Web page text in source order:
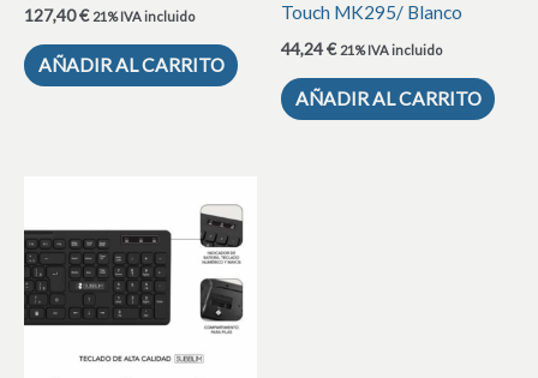
127,40€ 21% IVA incluido
AÑADIR AL CARRITO
Touch MK295/ Blanco
44,24€ 21% IVA incluido
AÑADIR AL CARRITO